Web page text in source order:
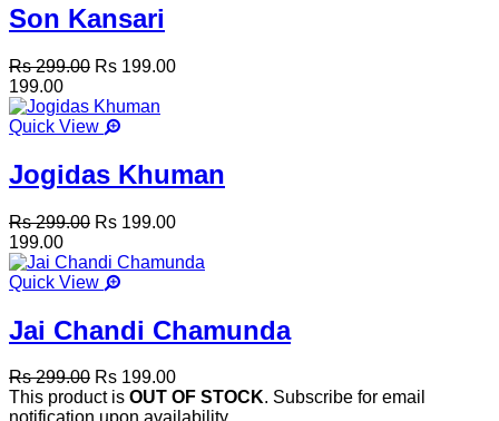
Son Kansari
Rs 299.00 Rs 199.00
199.00
Quick View
Jogidas Khuman
Rs 299.00 Rs 199.00
199.00
Quick View
Jai Chandi Chamunda
Rs 299.00 Rs 199.00
This product is OUT OF STOCK. Subscribe for email